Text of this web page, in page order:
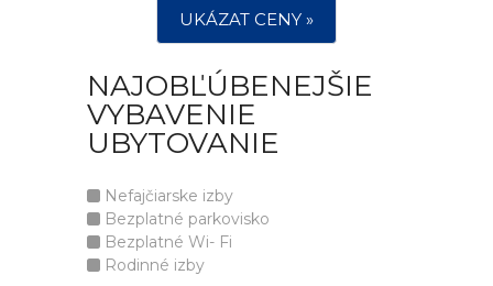
UKÁZAT CENY »
NAJOBĽÚBENEJŠIE
VYBAVENIE
UBYTOVANIE
Nefajčiarske izby
Bezplatné parkovisko
Bezplatné Wi- Fi
Rodinné izby